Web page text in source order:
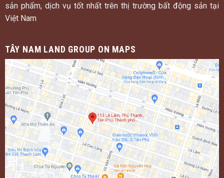
sản phẩm, dịch vụ tốt nhất trên thị trường bất động sản tại
Việt Nam
TÂY NAM LAND GROUP ON MAPS